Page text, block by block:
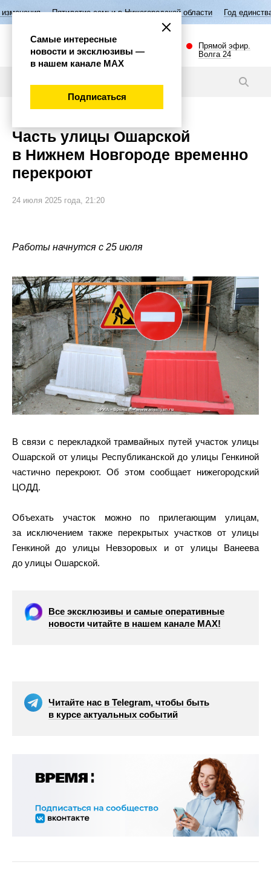
Пятилетие семьи в Нижегородской области Год единства народов
Прямой эфир.
Волга 24
Часть улицы Ошарской
в Нижнем Новгороде временно
перекроют
24 июля 2025 года, 21:20
Работы начнутся с 25 июля
В связи с перекладкой трамвайных путей участок улицы
Ошарской от улицы Республиканской до улицы Генкиной
частично перекроют. Об этом сообщает нижегородский
ЦОДД.
Объехать участок можно по прилегающим улицам,
за исключением также перекрытых участков от улицы
Генкиной до улицы Невзоровых и от улицы Ванеева
до улицы Ошарской.
Все эксклюзивы и самые оперативные
новости читайте в нашем канале МАХ!
Читайте нас в Telegram, чтобы быть
в курсе актуальных событий
Самые интересные
новости и эксклюзивы —
в нашем канале МАХ
Подписаться